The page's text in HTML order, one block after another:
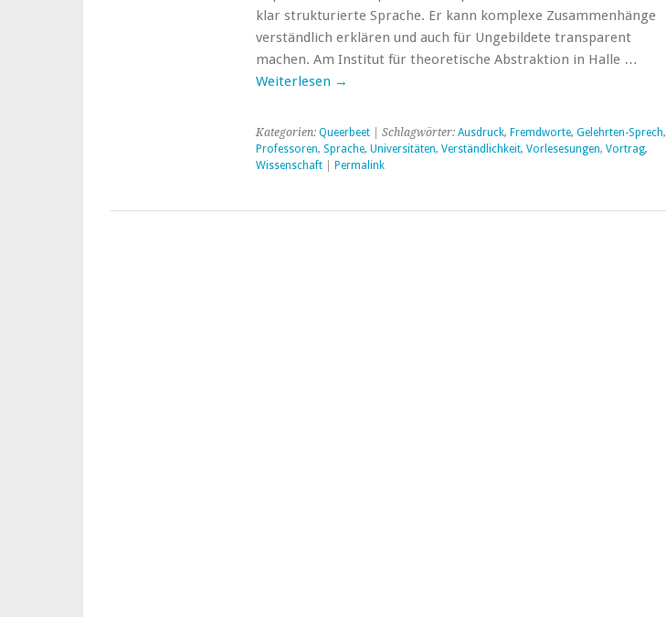
klar:
Antiserielle
kontraktären
klar strukturierte Sprache. Er kann komplexe Zusammenhänge
verständlich erklären und auch für Ungebildete transparent
machen. Am Institut für theoretische Abstraktion in Halle …
Weiterlesen →
Kategorien: Queerbeet| Schlagwörter: Ausdruck, Fremdworte, Gelehrten-Sprech,
Professoren, Sprache, Universitäten, Verständlichkeit, Vorlesesungen, Vortrag,
Wissenschaft| Permalink